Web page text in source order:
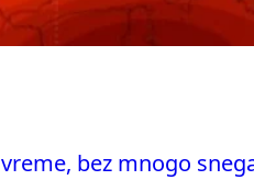
bez mnogo